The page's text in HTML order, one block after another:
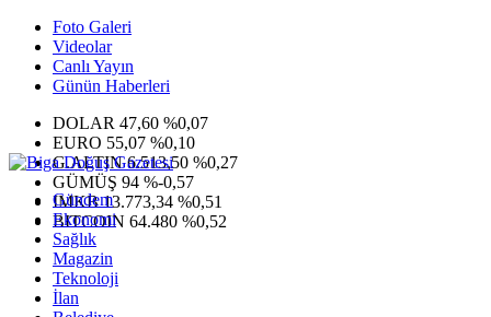
Foto Galeri
Videolar
Canlı Yayın
Günün Haberleri
DOLAR 47,60 %0,07
EURO 55,07 %0,10
G.ALTIN6.513,50 %0,27
GÜMÜŞ 94 %-0,57
IMKB13.773,34 %0,51
BITCOIN 64.480 %0,52
Gündem
Ekonomi
Sağlık
Magazin
Teknoloji
İlan